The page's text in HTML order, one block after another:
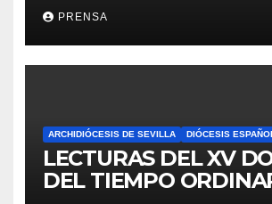
PRENSA
ARCHIDIÓCESIS DE SEVILLA DIÓCESIS
LECTURAS DEL XV
DEL TIEMPO